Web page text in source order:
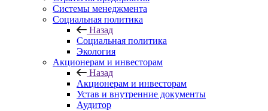
Системы менеджмента
Социальная политика
Назад
Социальная политика
Экология
Акционерам и инвесторам
Назад
Акционерам и инвесторам
Устав и внутренние документы
Аудитор